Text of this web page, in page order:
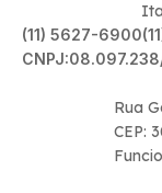
(11) 5627-6900
Rua
CEP: